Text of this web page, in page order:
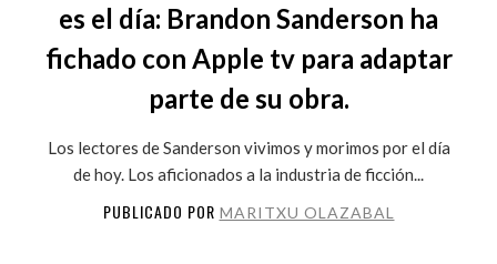
es el día: Brandon Sanderson ha
fichado con Apple tv para adaptar
parte de su obra.
Los lectores de Sanderson vivimos y morimos por el día
de hoy. Los aficionados a la industria de ficción...
PUBLICADO POR MARITXU OLAZABAL